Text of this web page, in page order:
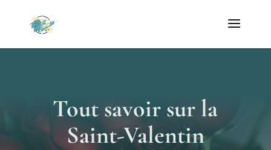
Tout savoir sur la
Saint-Valentin